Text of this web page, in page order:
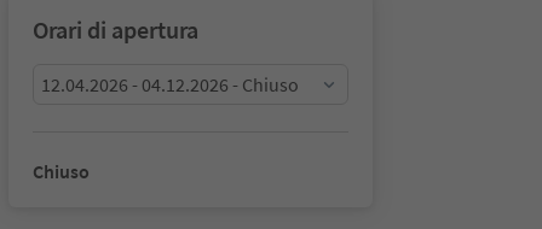
Orari di apertura
12.04.2026 - 04.12.2026 - Chiuso
Chiuso